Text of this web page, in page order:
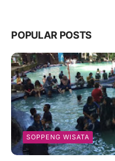
POPULAR POSTS
SOPPENG WISATA